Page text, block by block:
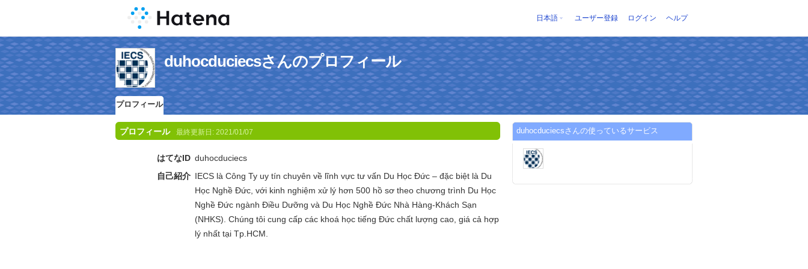
日本語 ユーザー登録 ログイン ヘルプ
duhocduciecsさんのプロフィール
プロフィール
プロフィール 最終更新日: 2021/01/07
はてなID duhocduciecs
自己紹介 IECS là Công Ty uy tín chuyên về lĩnh vực tư vấn Du Học Đức – đặc biệt là Du
Học Nghề Đức, với kinh nghiệm xử lý hơn 500 hồ sơ theo chương trình Du Học
Nghề Đức ngành Điều Dưỡng và Du Học Nghề Đức Nhà Hàng-Khách Sạn
(NHKS). Chúng tôi cung cấp các khoá học tiếng Đức chất lượng cao, giá cả hợp
lý nhất tại Tp.HCM.
duhocduciecsさんの使っているサービス